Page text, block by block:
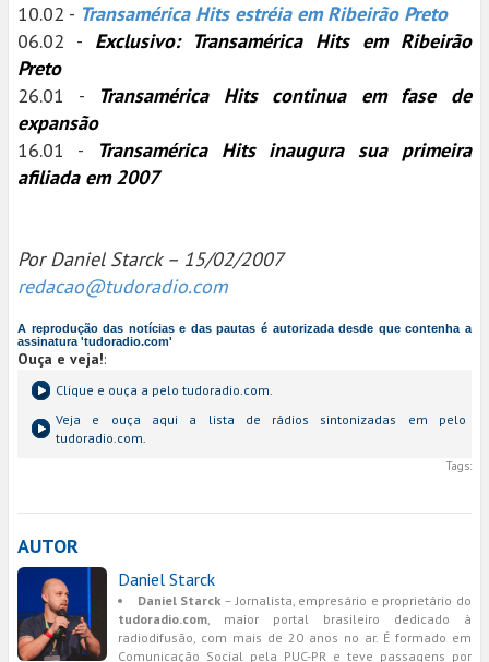
10.02 - Transamérica Hits estréia em Ribeirão Preto
06.02 - Exclusivo: Transamérica Hits em Ribeirão
Preto
26.01 -
Transamérica Hits continua em fase de
expansão
16.01 -
Transamérica Hits inaugura sua primeira
afiliada em 2007
Por Daniel Starck – 15/02/2007
redacao@tudoradio.com
A reprodução das notícias e das pautas é autorizada desde que contenha a
assinatura 'tudoradio.com'
Ouça e veja!:
Clique e ouça a pelo tudoradio.com.
Veja e ouça aqui a lista de rádios sintonizadas em pelo
tudoradio.com.
Tags:
AUTOR
Daniel Starck
Daniel Starck – Jornalista, empresário e proprietário do
tudoradio.com, maior portal brasileiro dedicado à
radiodifusão, com mais de 20 anos no ar. É formado em
Comunicação Social pela PUC-PR e teve passagens por